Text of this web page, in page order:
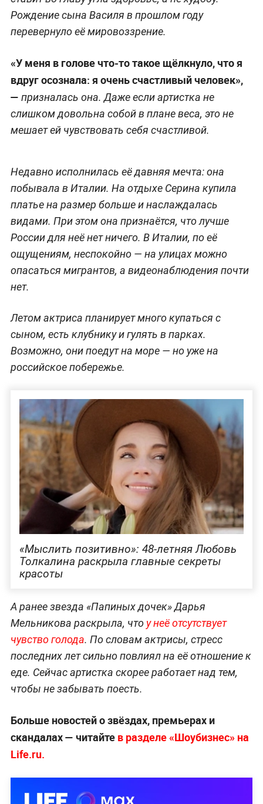
Рождение сына Василя в прошлом году
перевернуло её мировоззрение.
«У меня в голове что-то такое щёлкнуло, что я
вдруг осознала: я очень счастливый человек»,
— призналась она. Даже если артистка не
слишком довольна собой в плане веса, это не
мешает ей чувствовать себя счастливой.
Недавно исполнилась её давняя мечта: она
побывала в Италии. На отдыхе Серина купила
платье на размер больше и наслаждалась
видами. При этом она признаётся, что лучше
России для неё нет ничего. В Италии, по её
ощущениям, неспокойно — на улицах можно
опасаться мигрантов, а видеонаблюдения почти
нет.
Летом актриса планирует много купаться с
сыном, есть клубнику и гулять в парках.
Возможно, они поедут на море — но уже на
российское побережье.
«Мыслить позитивно»: 48-летняя Любовь
Толкалина раскрыла главные секреты
красоты
А ранее звезда «Папиных дочек» Дарья
Мельникова раскрыла, что у неё отсутствует
чувство голода. По словам актрисы, стресс
последних лет сильно повлиял на её отношение к
еде. Сейчас артистка скорее работает над тем,
чтобы не забывать поесть.
Больше новостей о звёздах, премьерах и
скандалах — читайте в разделе «Шоубизнес» на
Life.ru.